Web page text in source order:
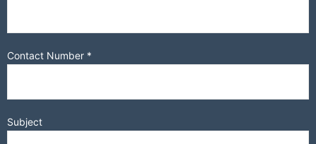
Contact Number *
Subject